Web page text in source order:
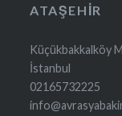
ATAŞEHIR
Küçükbakkalköy
İstanbul
02165732225